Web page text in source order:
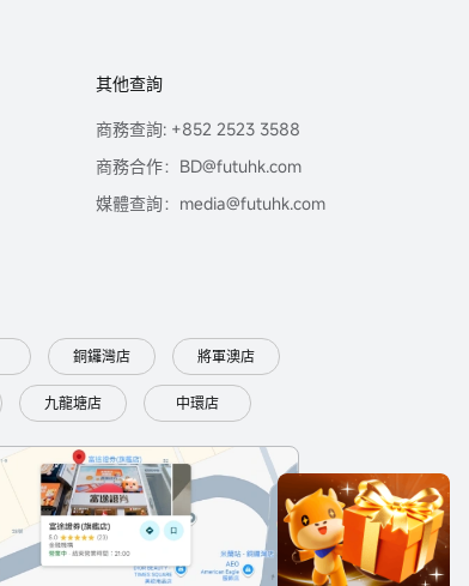
其他查詢
商務查詢: +852 2523 3588
商務合作：BD@futuhk.com
媒體查詢：media@futuhk.com
銅鑼灣店 將軍澳店
九龍塘店 中環店